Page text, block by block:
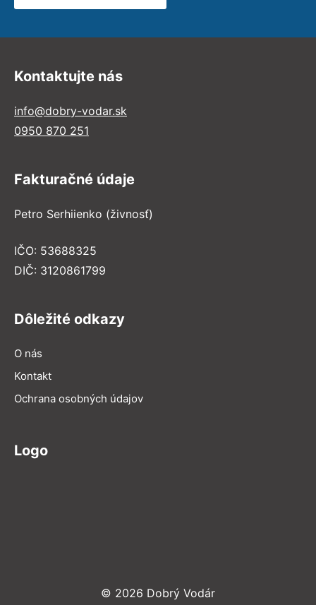
Kontaktujte nás
info@dobry-vodar.sk
0950 870 251
Fakturačné údaje
Petro Serhiienko (živnosť)
IČO: 53688325
DIČ: 3120861799
Dôležité odkazy
O nás
Kontakt
Ochrana osobných údajov
Logo
© 2026 Dobrý Vodár